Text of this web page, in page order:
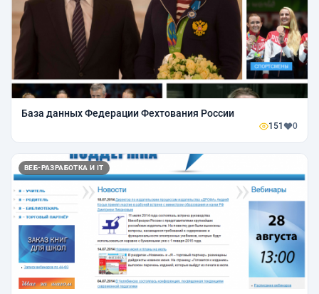
База данных Федерации Фехтования России
151 0
ВЕБ-РАЗРАБОТКА И IT